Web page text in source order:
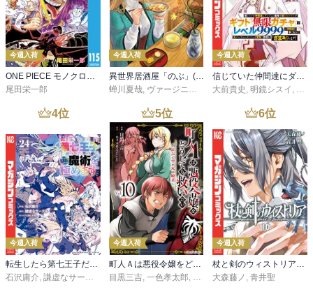
今週入荷
ONE PIECE モノクロ版 115
尾田栄一郎
今週入荷
異世界居酒屋「のぶ」(22)
蝉川夏哉, ヴァージニア二等兵 ,転
今週入荷
信じていた仲間達にダンジョン奥地で殺されかけたがギフト『無限ガチャ』でレベル９９９９の仲間達を手に入れて元パーティーメンバーと世界に復讐＆『ざまぁ！』します！（２３）
大前貴史 , 明鏡シスイ , ｔ
4位
今週入荷
転生したら第七王子だったので、気ままに魔術を極めます（２４）
石沢庸介, 謙虚なサークル メル。
5位
今週入荷
町人Ａは悪役令嬢をどうしても救いたい ～どぶと空と氷の姫君～１０【電子書店共通特典イラスト付】
目黒三吉, 一色孝太郎, Parum
6位
今週入荷
杖と剣のウィストリア（１６）
大森藤ノ , 青井聖